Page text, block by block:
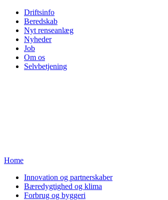
Driftsinfo
Beredskab
Nyt renseanlæg
Nyheder
Job
Om os
Selvbetjening
Home
Innovation og partnerskaber
Bæredygtighed og klima
Forbrug og byggeri